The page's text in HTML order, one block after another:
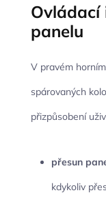
Ovládací
panelu
V pravém
spárovaných
přizpůsobení
přesun
kdykoliv